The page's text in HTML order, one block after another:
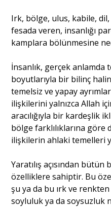
Irk, bölge, ulus, kabile, dil,
fesada veren, insanlığı
kamplara bölünmesine
İnsanlık, gerçek anlamda
boyutlarıyla bir bilinç
temelsiz ve yapay
ilişkilerini yalnızca Allah
aracılığıyla bir kardeşlik
bölge farklılıklarına
ilişkilerin ahlaki temelleri
Yaratılış açısından bütün
özelliklere sahiptir. Bu
şu ya da bu ırk ve
soy­luluk ya da soysuzluk